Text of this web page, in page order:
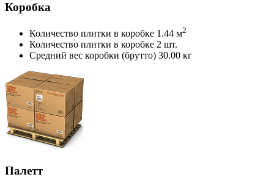
Коробка
Количество плитки в коробке 1.44 м2
Количество плитки в коробке 2 шт.
Средний вес коробки (брутто) 30.00 кг
Палетт